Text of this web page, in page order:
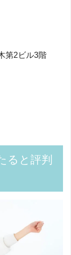
第2ビル3階
ると評判